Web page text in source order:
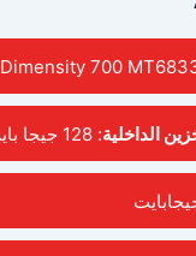
Dimensity 700
الداخلية: 128 جيجا بايت + 1تيرابايت